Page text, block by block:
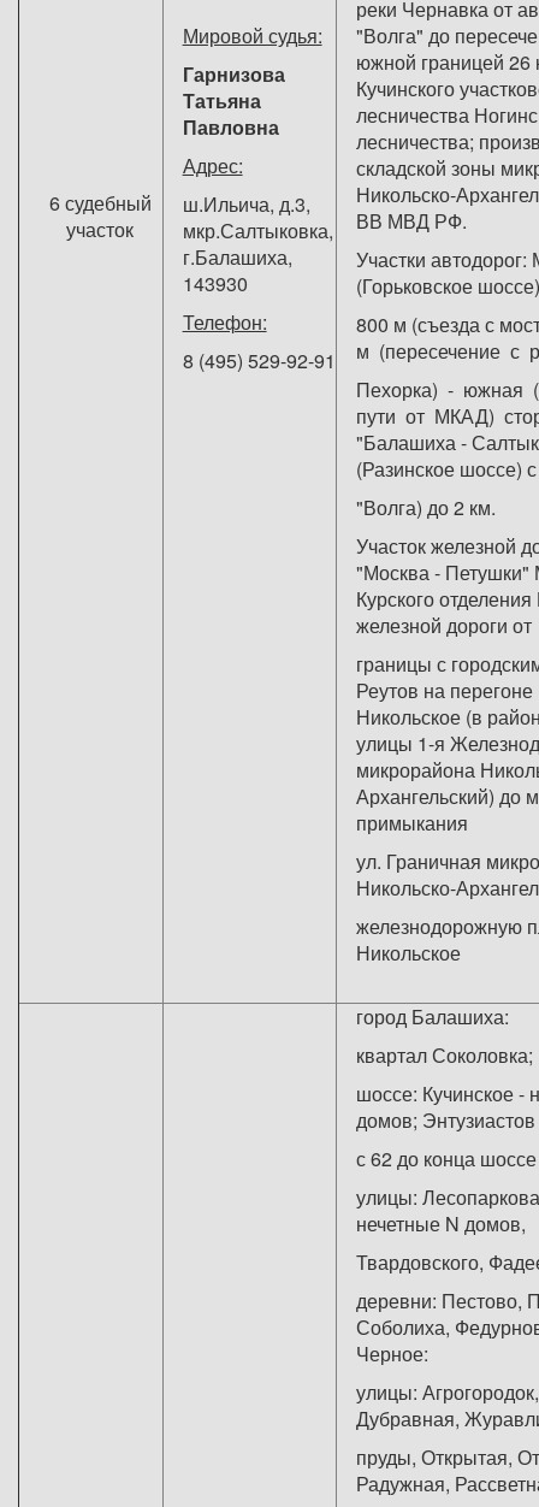
6 судебный
участок
Мировой судья:
Гарнизова
Татьяна
Павловна
Адрес:
ш.Ильича, д.3,
мкр.Салтыковка,
г.Балашиха,
143930
Телефон:
8 (495) 529-92-91
реки Чернавка от
"Волга" до
южной границей 26
Кучинского
лесничества
лесничества;
складской зоны
Никольско-
ВВ МВД РФ.
Участки
(Горьковское
800 м (съезда с
м (пересечение с
Пехорка) - южная
пути от МКАД)
"Балашиха -
(Разинское шоссе)
"Волга) до 2 км.
Участок железной
"Москва - Петушки"
Курского
железной дороги от
границы с
Реутов на
Никольское (в
улицы 1-я
микрорайона
Архангельский) до
примыкания
ул. Граничная
Никольско-
железнодорожную
Никольское
город Балашиха:
квартал Соколовка;
шоссе: Кучинское -
домов;
с 62 до конца
улицы:
нечетные N домов,
Твардовского,
деревни: Пестово,
Соболиха,
улицы:
Дубравная,
пруды, Открытая,
Радужная,